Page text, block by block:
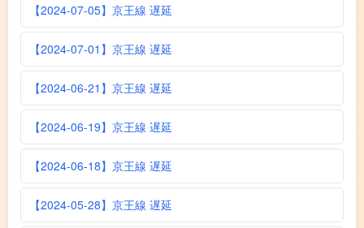
【2024-07-05】京王線 遅延
【2024-07-01】京王線 遅延
【2024-06-21】京王線 遅延
【2024-06-19】京王線 遅延
【2024-06-18】京王線 遅延
【2024-05-28】京王線 遅延